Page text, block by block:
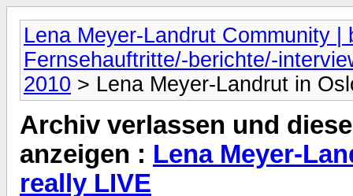
Lena Meyer-Landrut Community |
Fernsehauftritte/-berichte/-
2010 > Lena Meyer-Landrut in
Archiv verlassen und
anzeigen : Lena Meyer-
really LIVE